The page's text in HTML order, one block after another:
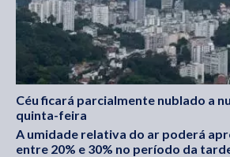
Céu ficará parcialmente nublado a
quinta-feira
A umidade relativa do ar poderá
entre 20% e 30% no período da